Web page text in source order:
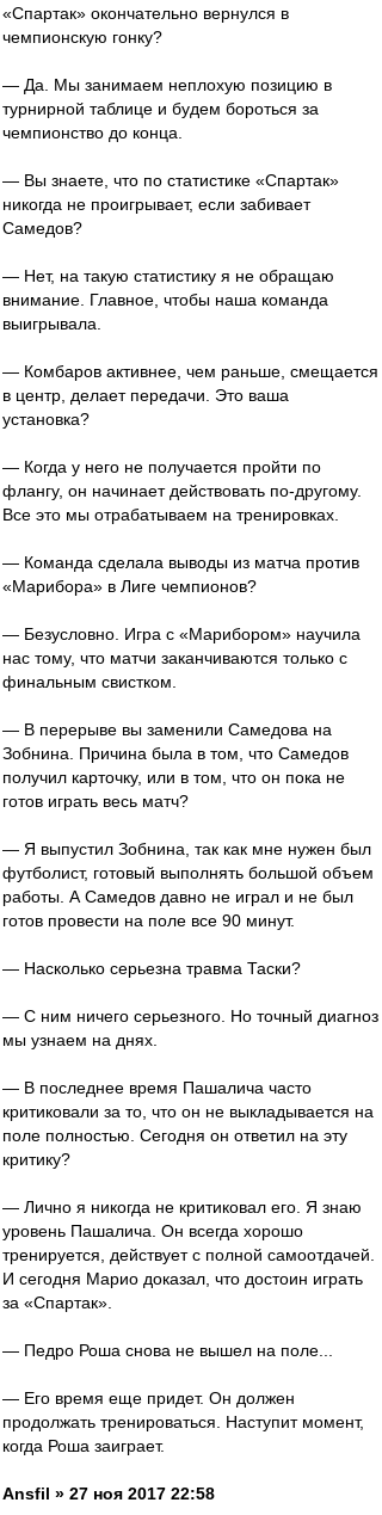
«Спартак» окончательно вернулся в
чемпионскую гонку?
— Да. Мы занимаем неплохую позицию в
турнирной таблице и будем бороться за
чемпионство до конца.
— Вы знаете, что по статистике «Спартак»
никогда не проигрывает, если забивает
Самедов?
— Нет, на такую статистику я не обращаю
внимание. Главное, чтобы наша команда
выигрывала.
— Комбаров активнее, чем раньше, смещается
в центр, делает передачи. Это ваша
установка?
— Когда у него не получается пройти по
флангу, он начинает действовать по-другому.
Все это мы отрабатываем на тренировках.
— Команда сделала выводы из матча против
«Марибора» в Лиге чемпионов?
— Безусловно. Игра с «Марибором» научила
нас тому, что матчи заканчиваются только с
финальным свистком.
— В перерыве вы заменили Самедова на
Зобнина. Причина была в том, что Самедов
получил карточку, или в том, что он пока не
готов играть весь матч?
— Я выпустил Зобнина, так как мне нужен был
футболист, готовый выполнять большой объем
работы. А Самедов давно не играл и не был
готов провести на поле все 90 минут.
— Насколько серьезна травма Таски?
— С ним ничего серьезного. Но точный диагноз
мы узнаем на днях.
— В последнее время Пашалича часто
критиковали за то, что он не выкладывается на
поле полностью. Сегодня он ответил на эту
критику?
— Лично я никогда не критиковал его. Я знаю
уровень Пашалича. Он всегда хорошо
тренируется, действует с полной самоотдачей.
И сегодня Марио доказал, что достоин играть
за «Спартак».
— Педро Роша снова не вышел на поле...
— Его время еще придет. Он должен
продолжать тренироваться. Наступит момент,
когда Роша заиграет.
Ansfil » 27 ноя 2017 22:58